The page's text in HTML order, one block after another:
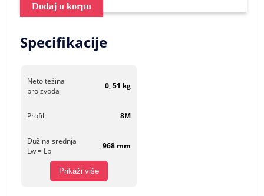
Dodaj u korpu
Specifikacije
Neto težina
proizvoda
0, 51 kg
Profil 8M
Dužina srednja
Lw = Lp
968 mm
Prikaži više